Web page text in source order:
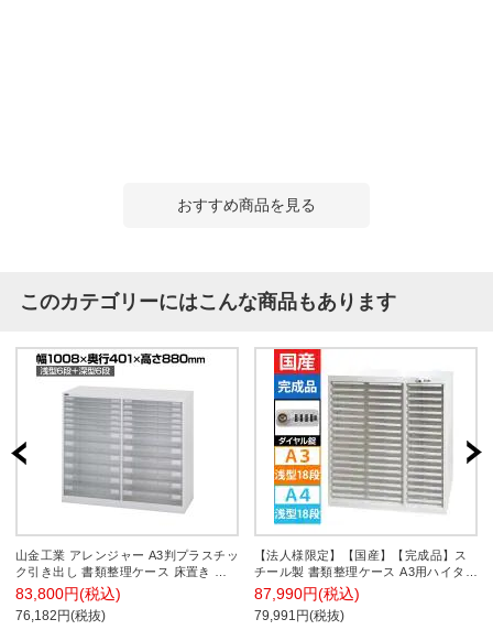
おすすめ商品を見る
このカテゴリーにはこんな商品もあります
山金工業 アレンジャー A3判プラスチッ
ク引き出し 書類整理ケース 床置き フ
ロアケース 小物収納 A3PY-212N 幅
1008×奥行401×高さ880mm
83,800円(税込)
76,182円(税抜)
【法人様限定】【国産】【完成品】ス
チール製 書類整理ケース A3用ハイタイ
プ (A3)浅型18段+(A4)浅型18段 ダイヤ
ル錠 オールロックキャビネット A3P-
236HD
87,990円(税込)
79,991円(税抜)